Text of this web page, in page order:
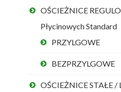
OŚCIEŻNICE
Płycinowych Standard
PRZYLGOWE
BEZPRZYLGOWE
OŚCIEŻNICE STAŁE